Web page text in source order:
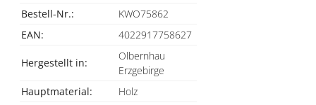
Bestell-Nr.:
KWO75862
EAN:
4022917758627
Hergestellt in:
Olbernhau
Erzgebirge
Hauptmaterial:
Holz